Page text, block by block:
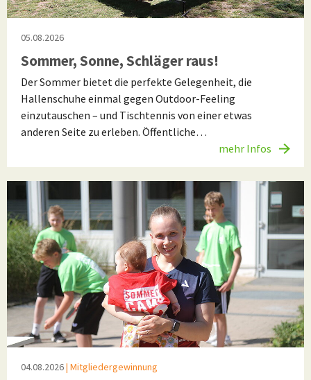
05.08.2026
Sommer, Sonne, Schläger raus!
Der Sommer bietet die perfekte Gelegenheit, die
Hallenschuhe einmal gegen Outdoor-Feeling
einzutauschen – und Tischtennis von einer etwas
anderen Seite zu erleben. Öffentliche…
mehr Infos
04.08.2026| Mitgliedergewinnung